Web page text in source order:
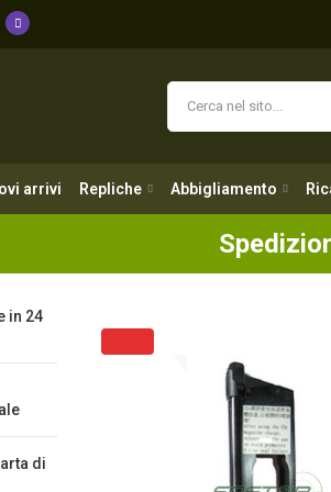
arrivi Repliche Abbigliamento
arrivi
in 24
di